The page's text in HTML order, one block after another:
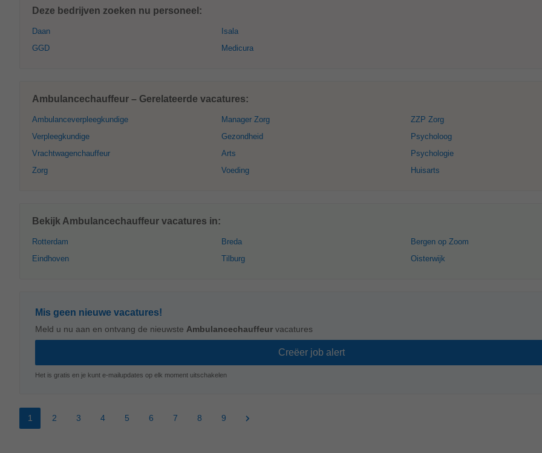
Deze bedrijven zoeken nu personeel:
Daan
GGD
Isala
Medicura
Ambulancechauffeur – Gerelateerde vacatures:
Ambulanceverpleegkundige
Verpleegkundige
Vrachtwagenchauffeur
Zorg
Manager Zorg
Gezondheid
Arts
Voeding
ZZP Zorg
Psycholoog
Psychologie
Huisarts
Bekijk Ambulancechauffeur vacatures in:
Rotterdam
Eindhoven
Breda
Tilburg
Bergen op Zoom
Oisterwijk
Mis geen nieuwe vacatures!
Meld u nu aan en ontvang de nieuwste Ambulancechauffeur vacatures
Het is gratis en je kunt e-mailupdates op elk moment uitschakelen
1 2 3 4 5 6 7 8 9